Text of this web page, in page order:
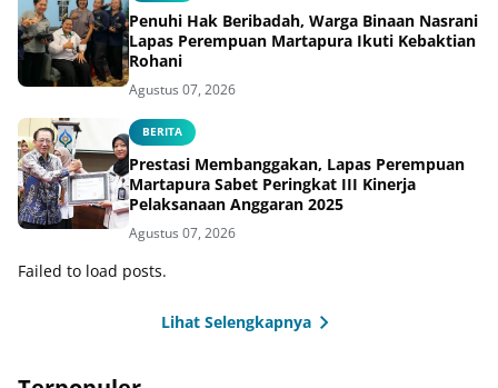
Penuhi Hak Beribadah, Warga Binaan Nasrani
Lapas Perempuan Martapura Ikuti Kebaktian
Rohani
Agustus 07, 2026
BERITA
Prestasi Membanggakan, Lapas Perempuan
Martapura Sabet Peringkat III Kinerja
Pelaksanaan Anggaran 2025
Agustus 07, 2026
Failed to load posts.
Lihat Selengkapnya